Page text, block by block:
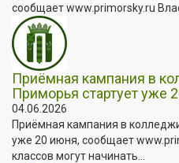
сообщает www.primorsky.ru
Приёмная кампания в
Приморья стартует уже
04.06.2026
Приёмная кампания в
уже 20 июня, сообщает
классов могут начинать...